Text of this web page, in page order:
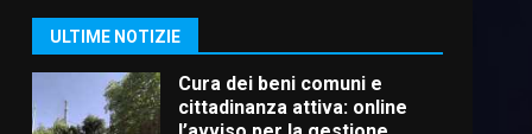
ULTIME NOTIZIE
1
Cura dei beni comuni e
cittadinanza attiva: online